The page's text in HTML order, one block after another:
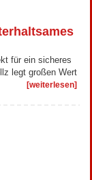
für ein sicheres
legt großen Wert
[weiterlesen]